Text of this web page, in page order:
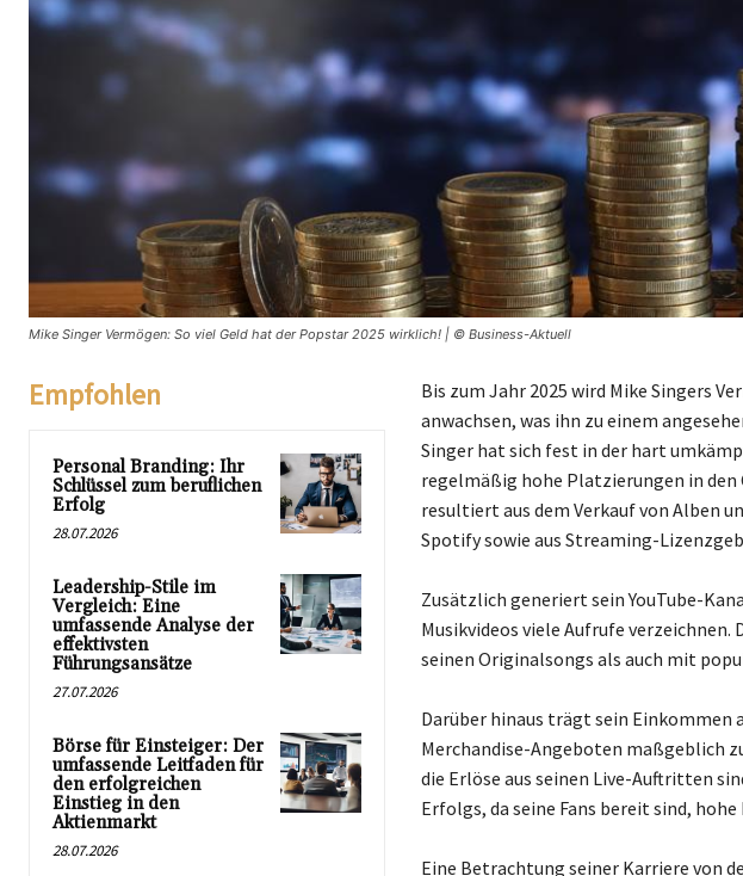
Mike Singer Vermögen: So viel Geld hat der Popstar 2025 wirklich! | © Business-Aktuell
Empfohlen
Personal Branding: Ihr
Schlüssel zum beruflichen
Erfolg
28.07.2026
Leadership-Stile im
Vergleich: Eine
umfassende Analyse der
effektivsten
Führungsansätze
27.07.2026
Börse für Einsteiger: Der
umfassende Leitfaden für
den erfolgreichen
Einstieg in den
Aktienmarkt
28.07.2026
Bis zum Jahr 2025 wird Mike Singers
anwachsen, was ihn zu einem
Singer hat sich fest in der hart
regelmäßig hohe Platzierungen in den
resultiert aus dem Verkauf von Alben
Spotify sowie aus Streaming-
Zusätzlich generiert sein YouTube-
Musikvideos viele Aufrufe
seinen Originalsongs als auch mit
Darüber hinaus trägt sein Einkommen
Merchandise-Angeboten maßgeblich
die Erlöse aus seinen Live-Auftritten
Erfolgs, da seine Fans bereit sind,
Eine Betrachtung seiner Karriere von